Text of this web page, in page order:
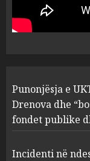
1
2
Punonjësja e
Drenova dhe
fondet publike
Incidenti në